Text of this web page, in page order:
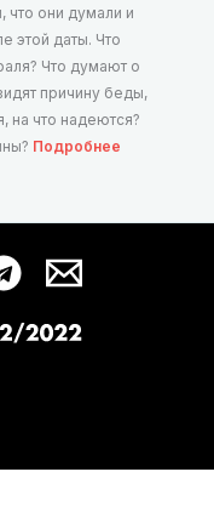
что они думали и
этой даты. Что
Что думают о
причину беды,
на что надеются?
Подробнее